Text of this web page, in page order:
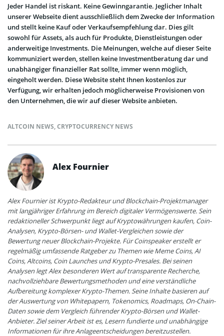
Jeder Handel ist riskant. Keine Gewinngarantie. Jeglicher Inhalt
unserer Webseite dient ausschließlich dem Zwecke der Information
und stellt keine Kauf oder Verkaufsempfehlung dar. Dies gilt
sowohl für Assets, als auch für Produkte, Dienstleistungen oder
anderweitige Investments. Die Meinungen, welche auf dieser Seite
kommuniziert werden, stellen keine Investmentberatung dar und
unabhängiger finanzieller Rat sollte, immer wenn möglich,
eingeholt werden. Diese Website steht Ihnen kostenlos zur
Verfügung, wir erhalten jedoch möglicherweise Provisionen von
den Unternehmen, die wir auf dieser Website anbieten.
ALTCOIN NEWS,CRYPTOCURRENCY NEWS
Alex Fournier
Alex Fournier ist Krypto-Redakteur und Blockchain-Projektmanager
mit langjähriger Erfahrung im Bereich digitaler Vermögenswerte. Sein
redaktioneller Schwerpunkt liegt auf Kryptowährungen kaufen, Coin-
Analysen, Krypto-Börsen- und Wallet-Vergleichen sowie der
Bewertung neuer Blockchain-Projekte. Für Coinspeaker erstellt er
regelmäßig umfassende Ratgeber zu Themen wie Meme Coins, AI
Coins, Altcoins, Coin Launches und Krypto-Presales. Bei seinen
Analysen legt Alex besonderen Wert auf transparente Recherche,
nachvollziehbare Bewertungsmethoden und eine verständliche
Aufbereitung komplexer Krypto-Themen. Seine Inhalte basieren auf
der Auswertung von Whitepapern, Tokenomics, Roadmaps, On-Chain-
Daten sowie dem Vergleich führender Krypto-Börsen und Wallet-
Anbieter. Ziel seiner Arbeit ist es, Lesern fundierte und unabhängige
Informationen für ihre Anlageentscheidungen bereitzustellen.